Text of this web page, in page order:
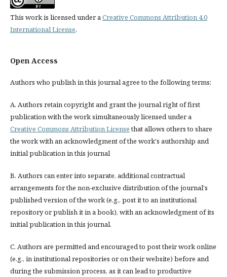
This work is licensed under a Creative Commons Attribution 4.0
International License.
Open Access
Authors who publish in this journal agree to the following terms:
A. Authors retain copyright and grant the journal right of first
publication with the work simultaneously licensed under a
Creative Commons Attribution Licensethat allows others to share
the work with an acknowledgment of the work's authorship and
initial publication in this journal
B. Authors can enter into separate, additional contractual
arrangements for the non-exclusive distribution of the journal's
published version of the work (e.g., post it to an institutional
repository or publish it in a book), with an acknowledgment of its
initial publication in this journal.
C. Authors are permitted and encouraged to post their work online
(e.g., in institutional repositories or on their website) before and
during the submission process, as it can lead to productive